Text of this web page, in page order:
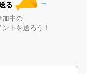
る
加中の
トを送ろう！